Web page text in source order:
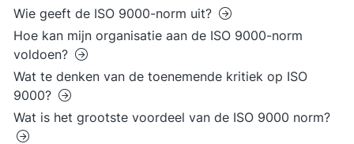
Wie geeft de ISO 9000-norm uit?
Hoe kan mijn organisatie aan de ISO 9000-norm
voldoen?
Wat te denken van de toenemende kritiek op ISO
9000?
Wat is het grootste voordeel van de ISO 9000 norm?